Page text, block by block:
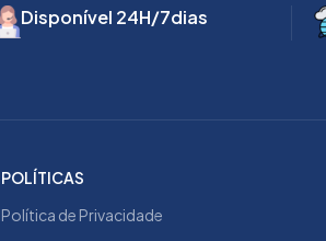
Disponível 24H/7dias
POLÍTICAS
Política de Privacidade